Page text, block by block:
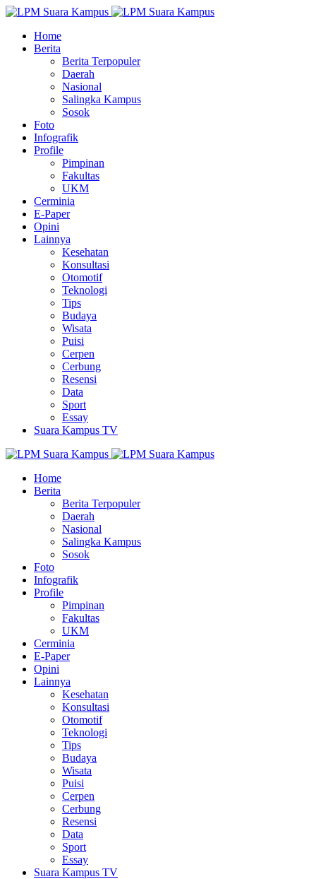
Home
Berita
Berita Terpopuler
Daerah
Nasional
Salingka Kampus
Sosok
Foto
Infografik
Profile
Pimpinan
Fakultas
UKM
Cerminia
E-Paper
Opini
Lainnya
Kesehatan
Konsultasi
Otomotif
Teknologi
Tips
Budaya
Wisata
Puisi
Cerpen
Cerbung
Resensi
Data
Sport
Essay
Suara Kampus TV
Home
Berita
Berita Terpopuler
Daerah
Nasional
Salingka Kampus
Sosok
Foto
Infografik
Profile
Pimpinan
Fakultas
UKM
Cerminia
E-Paper
Opini
Lainnya
Kesehatan
Konsultasi
Otomotif
Teknologi
Tips
Budaya
Wisata
Puisi
Cerpen
Cerbung
Resensi
Data
Sport
Essay
Suara Kampus TV